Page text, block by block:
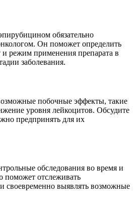
обязательно
Он поможет определить
режим применения препарата в
заболевания.
побочные эффекты, такие
уровня лейкоцитов. Обсудите
предпринять для их
обследования во время и
поможет отслеживать
своевременно выявлять возможные